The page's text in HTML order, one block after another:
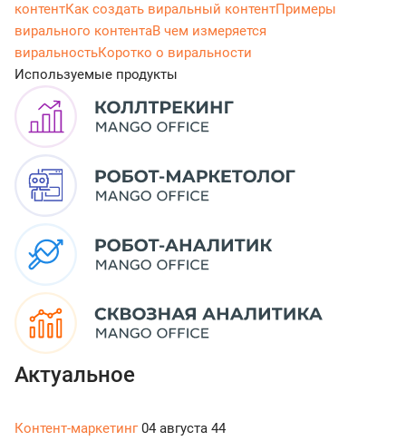
контентКак создать виральный контентПримеры
вирального контентаВ чем измеряется
виральностьКоротко о виральности
Используемые продукты
Актуальное
Контент-маркетинг04 августа 44